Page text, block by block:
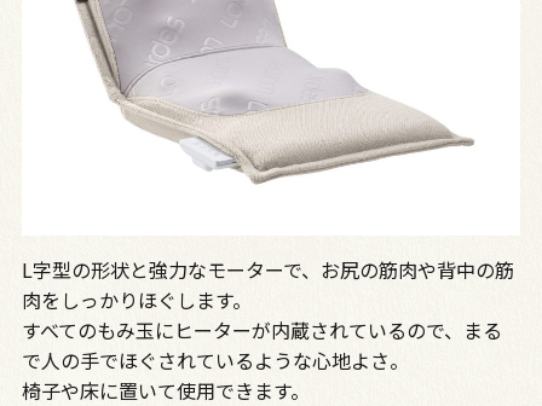
L字型の形状と強力なモーターで、お尻の筋肉や背中の筋
肉をしっかりほぐします。
すべてのもみ玉にヒーターが内蔵されているので、まる
で人の手でほぐされているような心地よさ。
椅子や床に置いて使用できます。